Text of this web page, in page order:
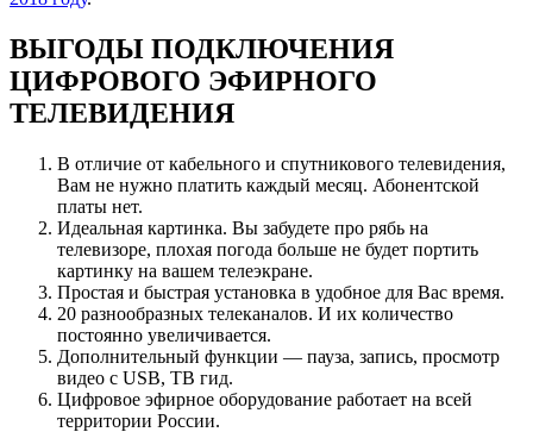
ВЫГОДЫ ПОДКЛЮЧЕНИЯ
ЦИФРОВОГО ЭФИРНОГО
ТЕЛЕВИДЕНИЯ
В отличие от кабельного и спутникового телевидения,
Вам не нужно платить каждый месяц. Абонентской
платы нет.
Идеальная картинка. Вы забудете про рябь на
телевизоре, плохая погода больше не будет портить
картинку на вашем телеэкране.
Простая и быстрая установка в удобное для Вас время.
20 разнообразных телеканалов. И их количество
постоянно увеличивается.
Дополнительный функции — пауза, запись, просмотр
видео с USB, ТВ гид.
Цифровое эфирное оборудование работает на всей
территории России.